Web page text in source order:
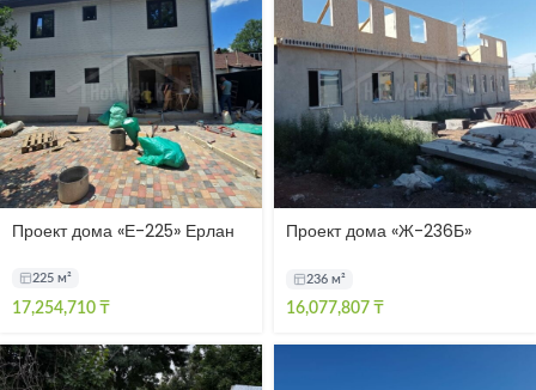
Проект дома «Е-225» Ерлан
225 м²
17,254,710 ₸
Проект дома «Ж-236Б»
236 м²
16,077,807 ₸